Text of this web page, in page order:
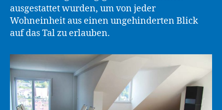
ausgestattet wurden, um von jeder
Wohneinheit aus einen ungehinderten Blick
auf das Tal zu erlauben.